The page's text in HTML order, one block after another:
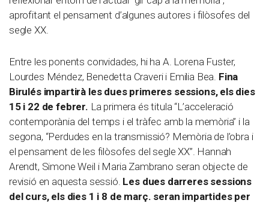
aprofitant el pensament d’algunes autores i filòsofes del
segle XX.
Entre les ponents convidades, hi ha A. Lorena Fuster,
Lourdes Méndez, Benedetta Craveri i Emilia Bea. Fina
Birulés impartirà les dues primeres sessions, els dies
15 i 22 de febrer. La primera és titula “L’acceleració
contemporània del temps i el tràfec amb la memòria” i la
segona, “Perdudes en la transmissió? Memòria de l’obra i
el pensament de les filòsofes del segle XX”. Hannah
Arendt, Simone Weil i Maria Zambrano seran objecte de
revisió en aquesta sessió. Les dues darreres sessions
del curs, els dies 1 i 8 de març. seran impartides per